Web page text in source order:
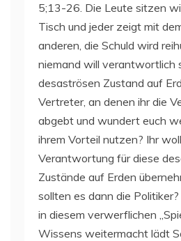
5;13-26. Die Leute sitzen
Tisch und jeder zeigt mit
anderen, die Schuld wird
niemand will verantwortlich
desaströsen Zustand auf
Vertreter, an denen ihr die
abgebt und wundert euch
ihrem Vorteil nutzen? Ihr
Verantwortung für diese
Zustände auf Erden
sollten es dann die
in diesem verwerflichen
Wissens weitermacht lädt